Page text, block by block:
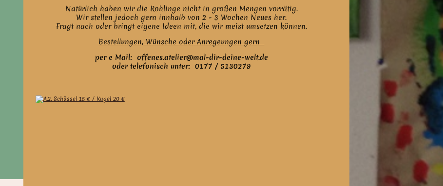
Natürlich haben wir die Rohlinge nicht in großen Mengen vorrätig.
Wir stellen jedoch gern innhalb von 2 - 3 Wochen Neues her.
Fragt nach oder bringt eigene Ideen mit, die wir meist umsetzen können.
Bestellungen, Wünsche oder Anregeungen gern
per e Mail: offenes.atelier@mal-dir-deine-welt.de
oder telefonisch unter: 0177 / 5130279